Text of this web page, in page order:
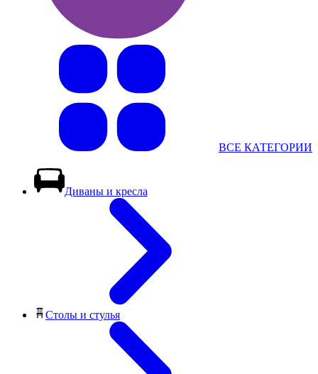
ВСЕ КАТЕГОРИИ
Диваны и кресла
Столы и стулья